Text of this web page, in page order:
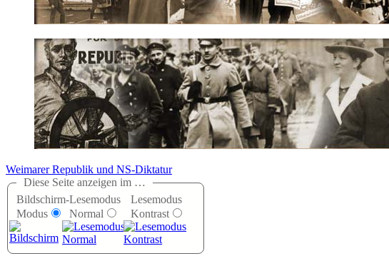
Weimarer Republik und NS-Diktatur
Diese Seite anzeigen im …
Bildschirm-
Modus
Lesemodus
Normal
Lesemodus
Kontrast